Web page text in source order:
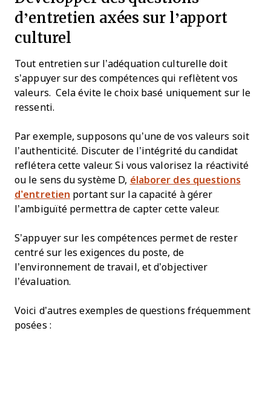
d’entretien axées sur l’apport
culturel
Tout entretien sur l’adéquation culturelle doit
s’appuyer sur des compétences qui reflètent vos
valeurs. Cela évite le choix basé uniquement sur le
ressenti.
Par exemple, supposons qu’une de vos valeurs soit
l’authenticité. Discuter de l’intégrité du candidat
reflétera cette valeur. Si vous valorisez la réactivité
ou le sens du système D, élaborer des questions
d’entretien portant sur la capacité à gérer
l’ambiguïté permettra de capter cette valeur.
S’appuyer sur les compétences permet de rester
centré sur les exigences du poste, de
l’environnement de travail, et d’objectiver
l’évaluation.
Voici d’autres exemples de questions fréquemment
posées :